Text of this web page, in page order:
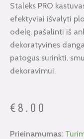
Staleks PRO
efektyviai išvalyti
odelę, pašalinti iš
dekoratyvines
patogus surinkti.
dekoravimui.
€8.00
Prieinamumas:
produkto